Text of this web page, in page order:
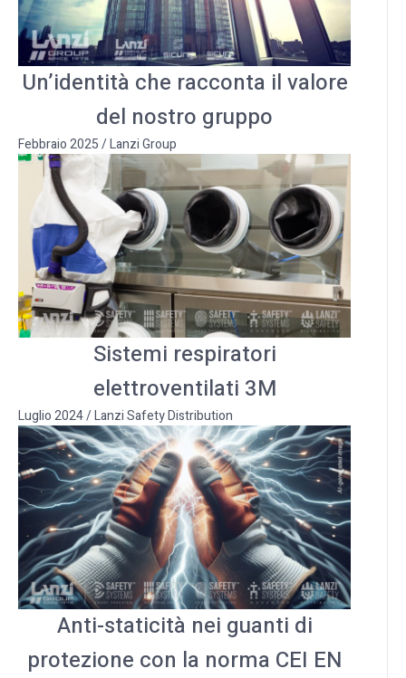
Un’identità che racconta il valore
del nostro gruppo
Febbraio 2025/Lanzi Group
Sistemi respiratori
elettroventilati 3M
Luglio 2024/Lanzi Safety Distribution
Anti-staticità nei guanti di
protezione con la norma CEI EN